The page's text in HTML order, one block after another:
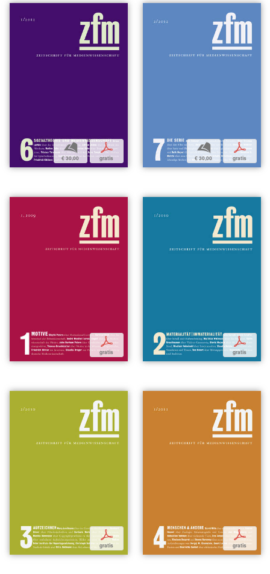
b
€ 30,00
p
gratis
b
€ 30,00
p
gratis
p
gratis
p
gratis
p
gratis
p
gratis